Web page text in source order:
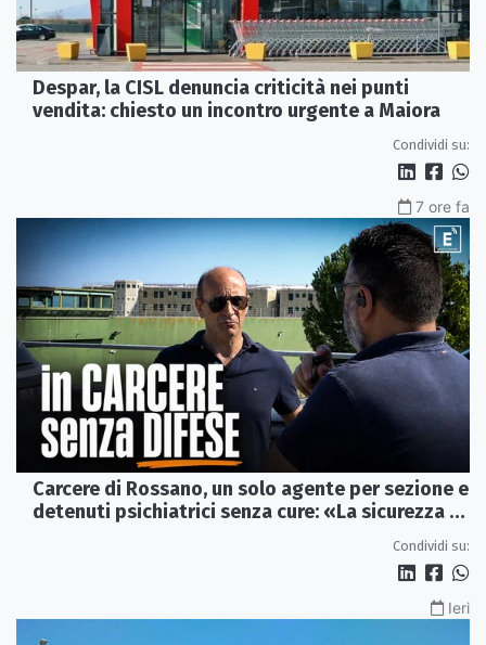
Despar, la CISL denuncia criticità nei punti
vendita: chiesto un incontro urgente a Maiora
Condividi su:
7 ore fa
Carcere di Rossano, un solo agente per sezione e
detenuti psichiatrici senza cure: «La sicurezza è
Condividi su:
Ieri